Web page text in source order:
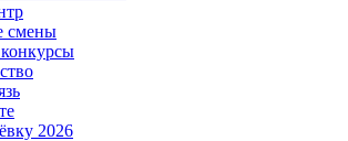
смены
2026